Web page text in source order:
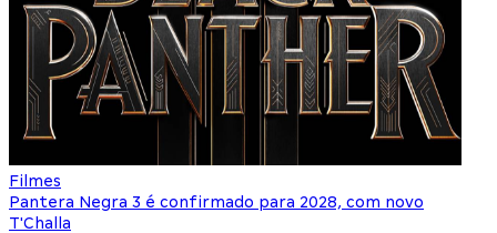
Filmes
Pantera Negra 3 é confirmado para 2028, com novo
T'Challa